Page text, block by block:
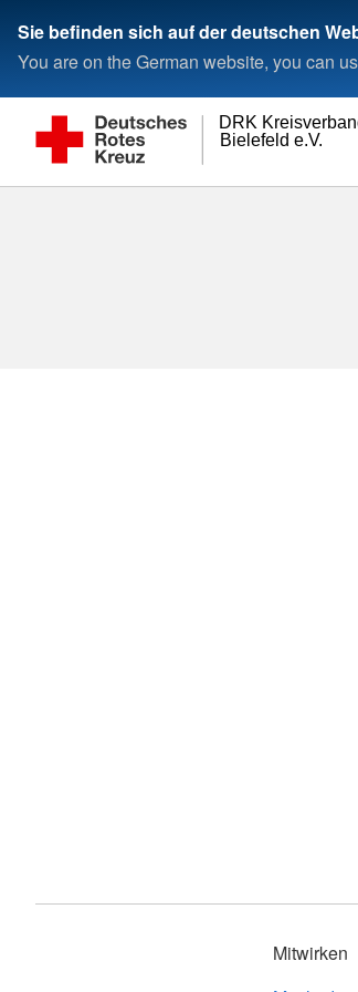
Sie befinden sich auf der deutschen
You are on the German website, you can
Bielefeld e.V.
DRK
Mitwirken